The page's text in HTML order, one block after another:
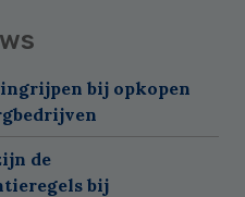
ingrijpen bij opkopen
de
bij